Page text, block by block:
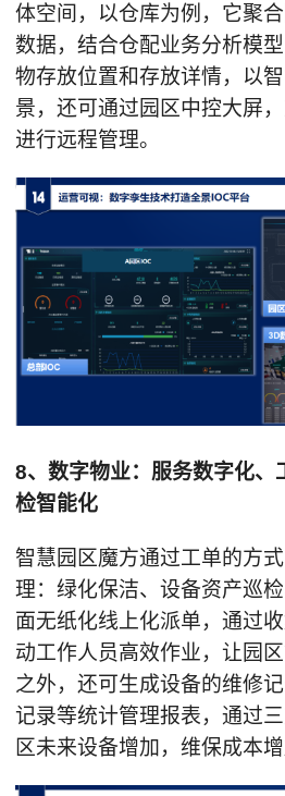
体空间，以仓库为例，它聚
数据，结合仓配业务分析模
物存放位置和存放详情，以
景，还可通过园区中控大屏
进行远程管理。
8、数字物业：服务数字化、
检智能化
智慧园区魔方通过工单的方
理：绿化保洁、设备资产巡
面无纸化线上化派单，通过
动工作人员高效作业，让园
之外，还可生成设备的维修
记录等统计管理报表，通过
区未来设备增加，维保成本增